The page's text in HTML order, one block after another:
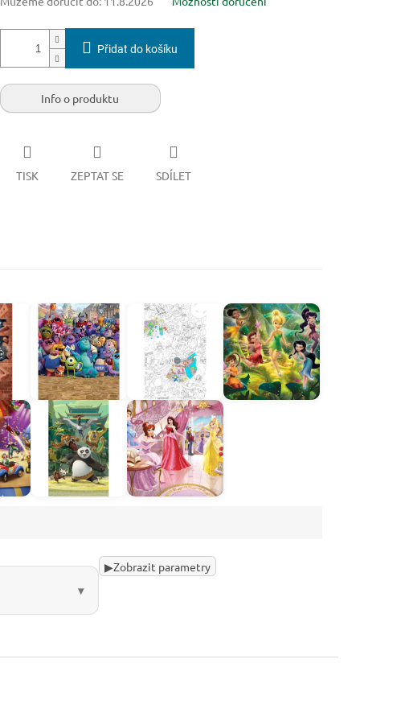
Přidat do košíku
Info o produktu
TISK ZEPTAT SE SDÍLET
▶Zobrazit parametry